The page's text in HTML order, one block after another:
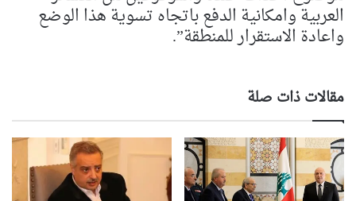
العربية وامكانية الدفع باتجاه تسوية هذا الوضع
واعادة الاستقرار للمنطقة”.
مقالات ذات صلة